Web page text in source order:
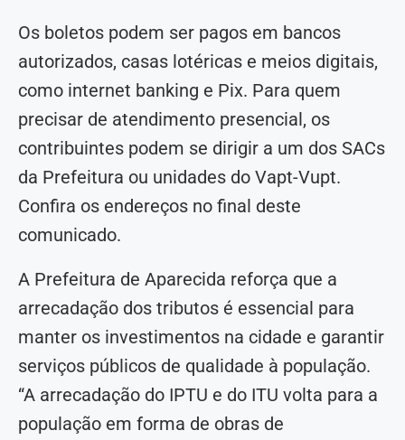
Os boletos podem ser pagos em bancos
autorizados, casas lotéricas e meios digitais,
como internet banking e Pix. Para quem
precisar de atendimento presencial, os
contribuintes podem se dirigir a um dos SACs
da Prefeitura ou unidades do Vapt-Vupt.
Confira os endereços no final deste
comunicado.
A Prefeitura de Aparecida reforça que a
arrecadação dos tributos é essencial para
manter os investimentos na cidade e garantir
serviços públicos de qualidade à população.
“A arrecadação do IPTU e do ITU volta para a
população em forma de obras de